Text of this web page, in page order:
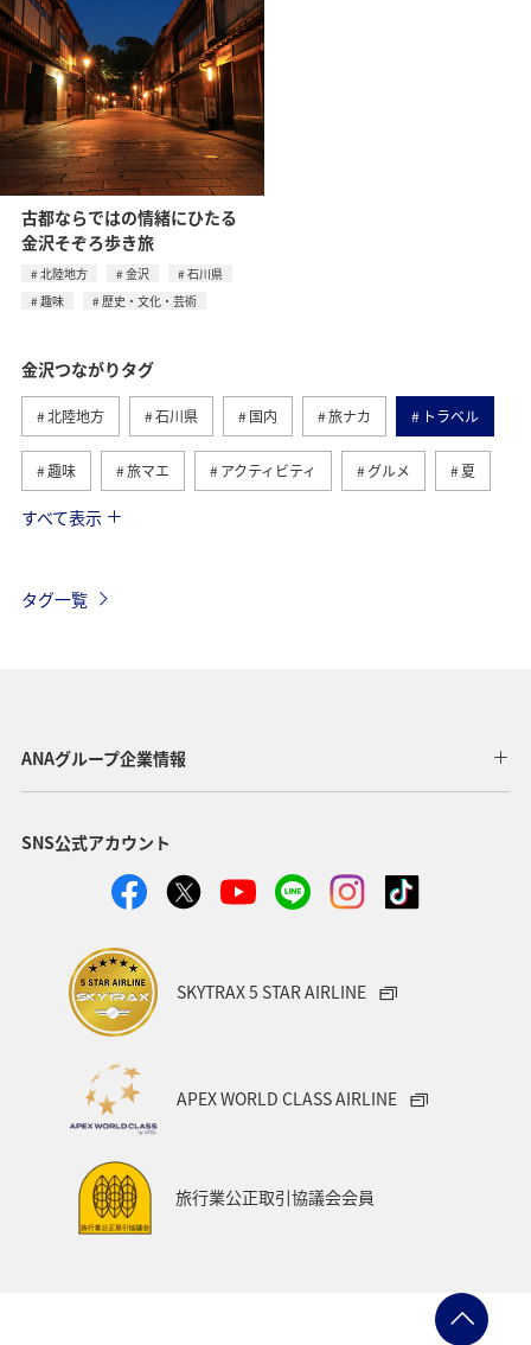
古都ならではの情緒にひたる
金沢そぞろ歩き旅
北陸地方 金沢
石川県
趣味
歴史・文化・芸術
金沢つながりタグ
北陸地方 石川県 国内 旅ナカ トラベル
趣味 旅マエ アクティビティ グルメ 夏
散歩
すべて表示
タグ一覧
ANAグループ企業情報
SNS公式アカウント
SKYTRAX 5 STAR AIRLINE
APEX WORLD CLASS AIRLINE
旅行業公正取引協議会会員